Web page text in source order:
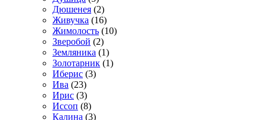
Дюшенея (2)
Живучка (16)
Жимолость (10)
Зверобой (2)
Земляника (1)
Золотарник (1)
Иберис (3)
Ива (23)
Ирис (3)
Иссоп (8)
Калина (3)